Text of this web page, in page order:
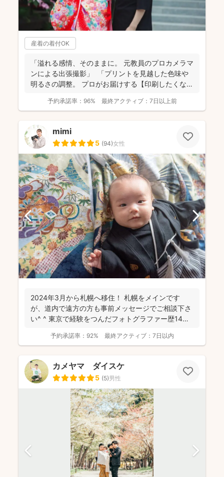
産着の着付OK
「溢れる感情、そのままに。 元教員のプロカメラマ
ンによる出張撮影」 「プリントを見越した色味や
明るさの調整。 プロがお届けする【印刷したくなる
予約承諾率： 96% 最終アクティブ： 7日以上前
mimi
5 (94)女性
2024年3月から札幌へ移住！ 札幌をメインです
が、道内で遠方の方も事前メッセージでご相談下さ
い^ ^ 東京で経験をつんだフォトグラファー歴14年
予約承諾率： 92% 最終アクティブ： 7日以内
カメヤマ ダイスケ
5 (5)男性